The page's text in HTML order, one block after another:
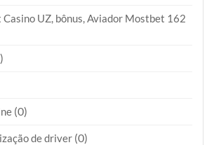
UZ, bônus, Aviador Mostbet 162
(0)
de driver (0)